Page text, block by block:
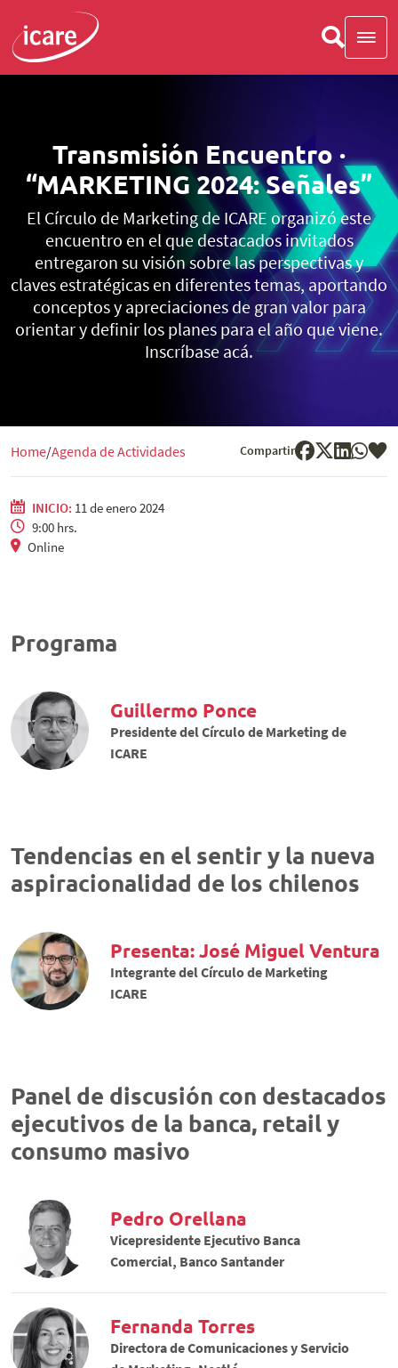
Transmisión Encuentro ·
“MARKETING 2024: Señales”
El Círculo de Marketing de ICARE organizó este
encuentro en el que destacados invitados
entregaron su visión sobre las perspectivas y
claves estratégicas en diferentes temas, aportando
conceptos y apreciaciones de gran valor para
orientar y definir los planes para el año que viene.
Inscríbase acá.
Home Agenda de Actividades Compartir
INICIO: 11 de enero 2024
9:00 hrs.
Online
Programa
Guillermo Ponce
Presidente del Círculo de Marketing de
ICARE
Tendencias en el sentir y la nueva
aspiracionalidad de los chilenos
Presenta: José Miguel Ventura
Integrante del Círculo de Marketing
ICARE
Panel de discusión con destacados
ejecutivos de la banca, retail y
consumo masivo
Pedro Orellana
Vicepresidente Ejecutivo Banca
Comercial, Banco Santander
Fernanda Torres
Directora de Comunicaciones y Servicio